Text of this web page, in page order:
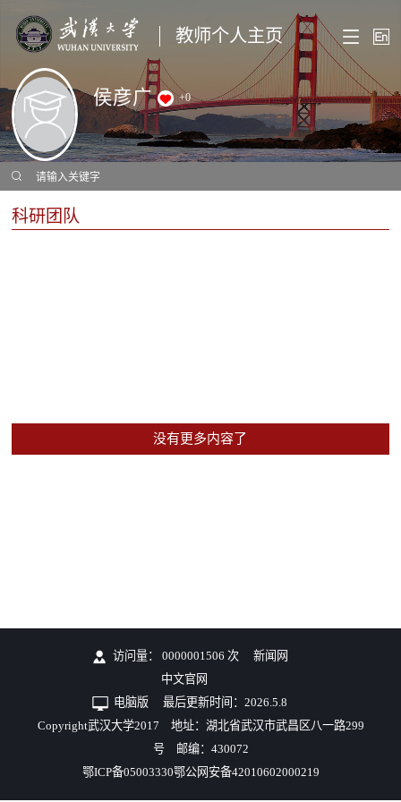
教师个人主页
侯彦广 +0
科研团队
没有更多内容了
访问量： 0000001506 次
新闻网
中文官网
电脑版
最后更新时间：2026.5.8
Copyright武汉大学2017 地址：湖北省武汉市武昌区八一路299
号 邮编：430072
鄂ICP备05003330鄂公网安备42010602000219